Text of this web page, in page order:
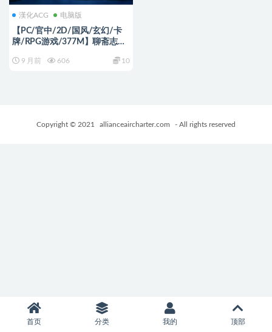
漢化ACG 电脑版
【PC/官中/2D/国风/玄幻/卡
牌/RPG游戏/377M】聊斋志异
风玄幻卡牌RPG游戏+377M
9 月前 606 10
Copyright © 2021 allianceaircharter.com - All rights reserved
首页 分类 我的 顶部